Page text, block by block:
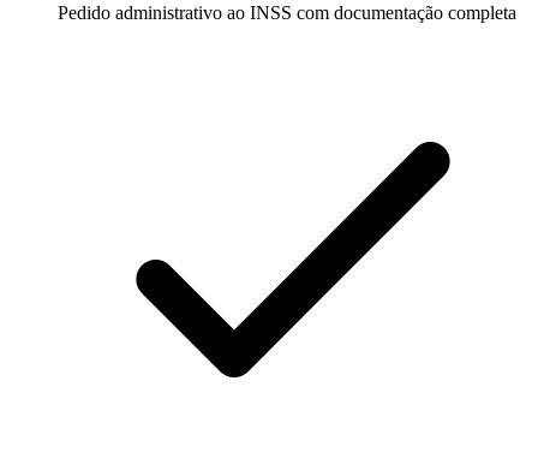
Pedido administrativo ao INSS com documentação completa